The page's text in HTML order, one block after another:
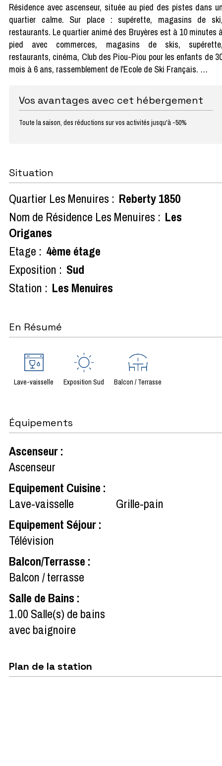
Résidence avec ascenseur, située au pied des pistes dans
quartier calme. Sur place : supérette, magasins de
restaurants. Le quartier animé des Bruyères est à 10 minutes
pied avec commerces, magasins de skis,
restaurants, cinéma, Club des Piou-Piou pour les enfants de
mois à 6 ans, rassemblement de l'Ecole de Ski Français. …
Vos avantages avec cet hébergement
Toute la saison, des réductions sur vos activités jusqu'à -50%
Situation
Quartier Les Menuires : Reberty 1850
Nom de Résidence Les Menuires : Les
Origanes
Etage : 4ème étage
Exposition : Sud
Station : Les Menuires
En Résumé
Lave-vaisselle Exposition Sud Balcon / Terrasse
Équipements
Ascenseur:
Ascenseur
Equipement Cuisine :
Lave-vaisselle
Grille-pain
Equipement Séjour:
Télévision
Balcon/Terrasse :
Balcon / terrasse
Salle de Bains :
1.00 Salle(s) de bains
avec baignoire
Plan de la station